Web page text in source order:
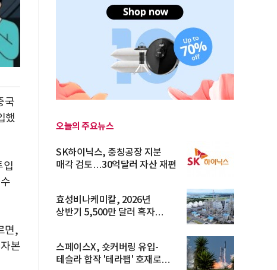
국
했
입
면,
본
오늘의 주요뉴스
SK하이닉스, 충칭공장 지분
매각 검토…30억달러 자산 재편
효성비나케미칼, 2026년
상반기 5,500만 달러 흑자
스페이스X, 숏커버링 유입-
테슬라 합작 '테라팹' 호재로